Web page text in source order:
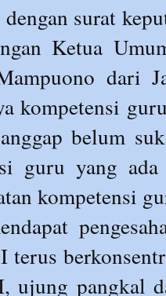
dengan surat
Ketua
dari
kompetensi
belum
guru yang
kompetensi
terus
ujung pangkal